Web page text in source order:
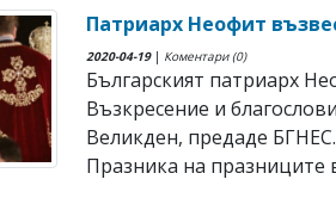
Патриарх Неофит
2020-04-19| Коментари (0)
Българският патриарх
Възкресение и
Великден, предаде
Празника на празниците